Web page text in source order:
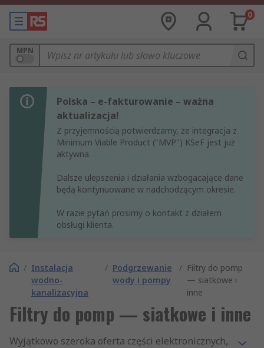
0
MPN
Polska – e-fakturowanie – ważna
aktualizacja!
Z przyjemnością potwierdzamy, że integracja z
Minimum Viable Product ("MVP") KSeF jest już
aktywna.
Dalsze ulepszenia i działania wzbogacające dane
będą kontynuowane w nadchodzącym okresie.
W razie pytań prosimy o kontakt z działem
obsługi klienta.
/ Instalacja
wodno-
kanalizacyjna
/ Podgrzewanie
wody i pompy
/ Filtry do pomp
— siatkowe i
inne
Filtry do pomp — siatkowe i inne
Wyjątkowo szeroka oferta części elektronicznych,